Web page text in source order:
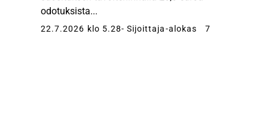
odotuksista...
22.7.2026 klo 5.28- Sijoittaja-alokas 7